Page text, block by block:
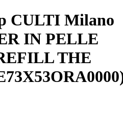
CULTI Milano
IN PELLE
THE